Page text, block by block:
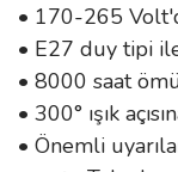
• 170-265
• E27 duy tipi
• 8000 saat
• 300° ışık
• Önemli